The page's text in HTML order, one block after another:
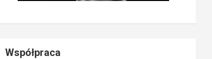
Współpraca